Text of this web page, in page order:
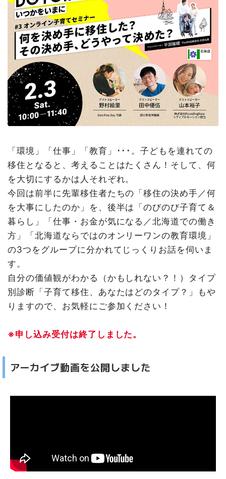
「環境」「仕事」「教育」･･･。子どもを連れての
移住となると、考えることはたくさん！そして、何
を大切にするかは人それぞれ。
今回は前半に先輩移住者たちの「移住の決め手／何
を大事にしたのか」を、後半は「のびのび子育て＆
暮らし」「仕事・お金が気になる／北海道での働き
方」「北海道ならではのオンリーワンの教育環境」
の3つをグループに分かれてじっくりお話を伺いま
す。
自分の価値観がわかる（かもしれない？！）タイプ
別診断「子育て移住、あなたはどのタイプ？」もや
りますので、お気軽にご参加ください！
※申し込み受付は終了しました。
アーカイブ動画を公開しました